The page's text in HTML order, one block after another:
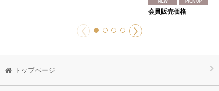
会員販売価格
トップページ